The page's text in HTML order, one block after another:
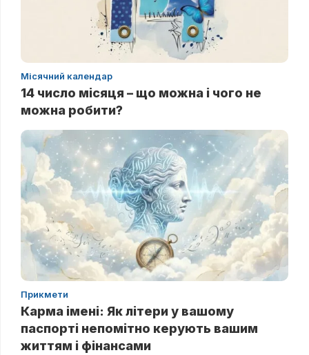
Місячний календар
14 число місяця – що можна і чого не
можна робити?
Прикмети
Карма імені: Як літери у вашому
паспорті непомітно керують вашим
життям і фінансами